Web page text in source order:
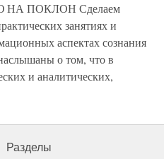
НА ПОКЛОН Сделаем
занятиях и
аспектах сознания
о том, что в
и аналитических,
Разделы